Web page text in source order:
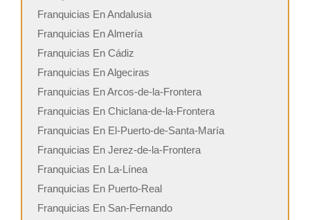
Franquicias En Andalusia
Franquicias En Almería
Franquicias En Cádiz
Franquicias En Algeciras
Franquicias En Arcos-de-la-Frontera
Franquicias En Chiclana-de-la-Frontera
Franquicias En El-Puerto-de-Santa-María
Franquicias En Jerez-de-la-Frontera
Franquicias En La-Línea
Franquicias En Puerto-Real
Franquicias En San-Fernando